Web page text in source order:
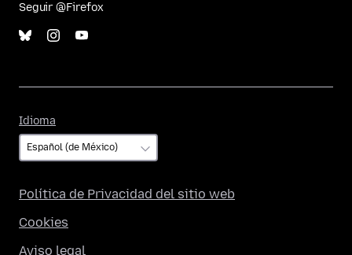
Seguir @Firefox
Idioma
Política de Privacidad del sitio web
Cookies
Aviso legal